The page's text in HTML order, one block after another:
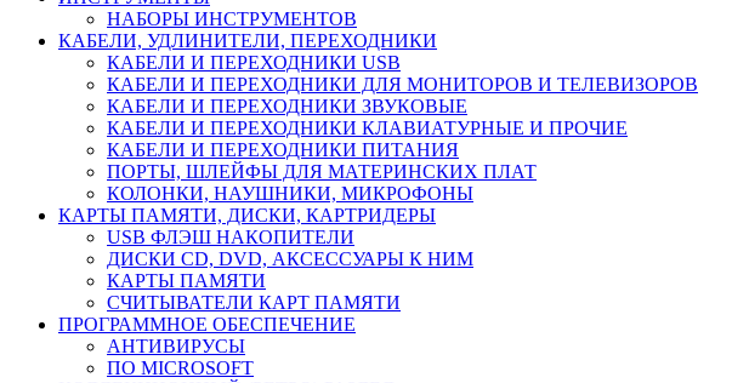
НАБОРЫ ИНСТРУМЕНТОВ
КАБЕЛИ, УДЛИНИТЕЛИ, ПЕРЕХОДНИКИ
КАБЕЛИ И ПЕРЕХОДНИКИ USB
КАБЕЛИ И ПЕРЕХОДНИКИ ДЛЯ МОНИТОРОВ И ТЕЛЕВИЗОРОВ
КАБЕЛИ И ПЕРЕХОДНИКИ ЗВУКОВЫЕ
КАБЕЛИ И ПЕРЕХОДНИКИ КЛАВИАТУРНЫЕ И ПРОЧИЕ
КАБЕЛИ И ПЕРЕХОДНИКИ ПИТАНИЯ
ПОРТЫ, ШЛЕЙФЫ ДЛЯ МАТЕРИНСКИХ ПЛАТ
КОЛОНКИ, НАУШНИКИ, МИКРОФОНЫ
КАРТЫ ПАМЯТИ, ДИСКИ, КАРТРИДЕРЫ
USB ФЛЭШ НАКОПИТЕЛИ
ДИСКИ CD, DVD, АКСЕССУАРЫ К НИМ
КАРТЫ ПАМЯТИ
СЧИТЫВАТЕЛИ КАРТ ПАМЯТИ
ПРОГРАММНОЕ ОБЕСПЕЧЕНИЕ
АНТИВИРУСЫ
ПО MICROSOFT